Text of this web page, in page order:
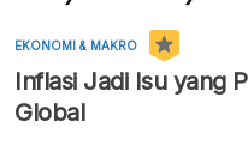
EKONOMI & MAKRO
Inflasi Jadi Isu yang
Global